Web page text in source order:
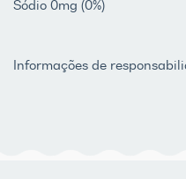
Sódio 0mg (0%)
Informações de